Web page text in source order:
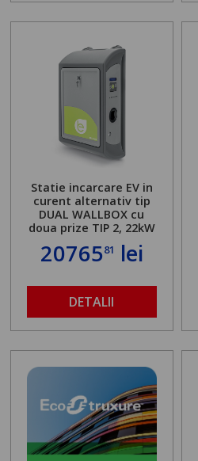
Statie incarcare EV in
curent alternativ tip
DUAL WALLBOX cu
doua prize TIP 2, 22kW
2076581 lei
DETALII